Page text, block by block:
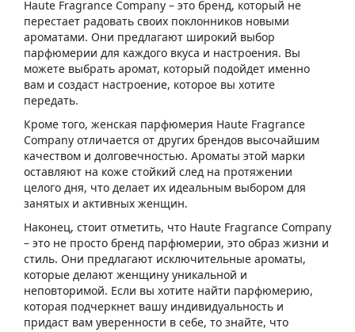
Haute Fragrance Company – это бренд, который не
перестает радовать своих поклонников новыми
ароматами. Они предлагают широкий выбор
парфюмерии для каждого вкуса и настроения. Вы
можете выбрать аромат, который подойдет именно
вам и создаст настроение, которое вы хотите
передать.
Кроме того, женская парфюмерия Haute Fragrance
Company отличается от других брендов высочайшим
качеством и долговечностью. Ароматы этой марки
оставляют на коже стойкий след на протяжении
целого дня, что делает их идеальным выбором для
занятых и активных женщин.
Наконец, стоит отметить, что Haute Fragrance Company
– это не просто бренд парфюмерии, это образ жизни и
стиль. Они предлагают исключительные ароматы,
которые делают женщину уникальной и
неповторимой. Если вы хотите найти парфюмерию,
которая подчеркнет вашу индивидуальность и
придаст вам уверенности в себе, то знайте, что